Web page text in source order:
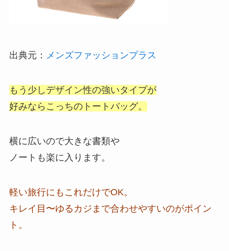
出典元： メンズファッションプラス
もう少しデザイン性の強いタイプが
好みならこっちのトートバッグ。
横に広いので大きな書類や
ノートも楽に入ります。
軽い旅行にもこれだけでOK。
キレイ目〜ゆるカジまで合わせやすいのがポイン
ト。